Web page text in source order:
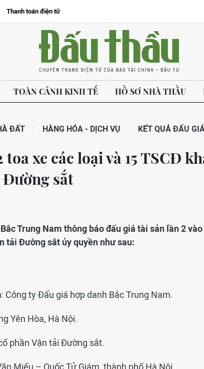
Thanh toán điện tử
TOÀN CẢNH KINH TẾ HỒ SƠ NHÀ THẦU
ĐẤT HÀNG HÓA - DỊCH VỤ KẾT QUẢ ĐẤU
toa xe các loại và 15 TSCĐ
Đường sắt
Trung Nam thông báo đấu giá tài sản lần 2
tải Đường sắt ủy quyền như sau:
Công ty Đấu giá hợp danh Bắc Trung Nam.
Yên Hòa, Hà Nội.
phần Vận tải Đường sắt.
Miếu – Quốc Tử Giám, thành phố Hà Nội.